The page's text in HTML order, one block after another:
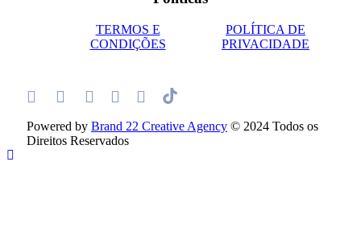
TERMOS E
CONDIÇÕES
POLÍTICA DE
PRIVACIDADE
Powered by Brand 22 Creative Agency © 2024 Todos os
Direitos Reservados